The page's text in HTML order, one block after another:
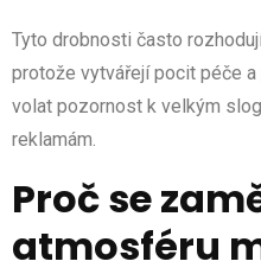
Tyto drobnosti často
protože vytvářejí pocit péče
volat pozornost k velkým
reklamám.
Proč se
atmosféru